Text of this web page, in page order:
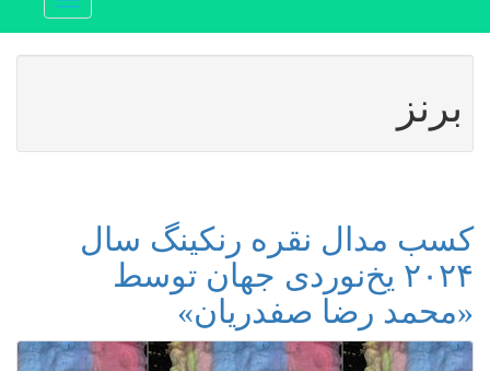
برنز
کسب مدال نقره رنکینگ سال
۲۰۲۴ یخ‌نوردی جهان توسط
«محمد رضا صفدریان»